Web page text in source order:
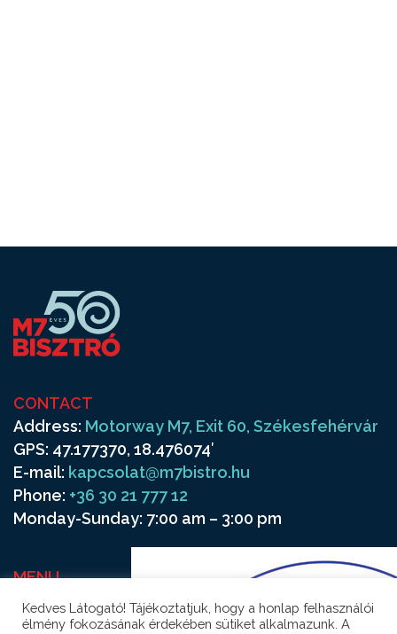
CONTACT
Address: Motorway M7, Exit 60, Székesfehérvár
GPS: 47.177370, 18.476074′
E-mail: kapcsolat@m7bistro.hu
Phone: +36 30 21 777 12
Monday-Sunday: 7:00 am – 3:00 pm
MENU
Frequenters
Contact
Kedves Látogató! Tájékoztatjuk, hogy a honlap felhasználói
élmény fokozásának érdekében sütiket alkalmazunk. A